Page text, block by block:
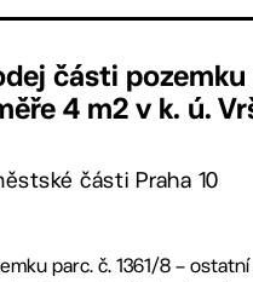
části
4 m2 v k. ú.
části Praha 10
parc. č. 1361/8 –